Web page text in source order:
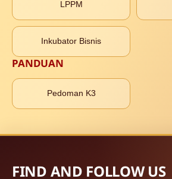
LPPM
Inkubator Bisnis
PANDUAN
Pedoman K3
FIND AND FOLLOW US